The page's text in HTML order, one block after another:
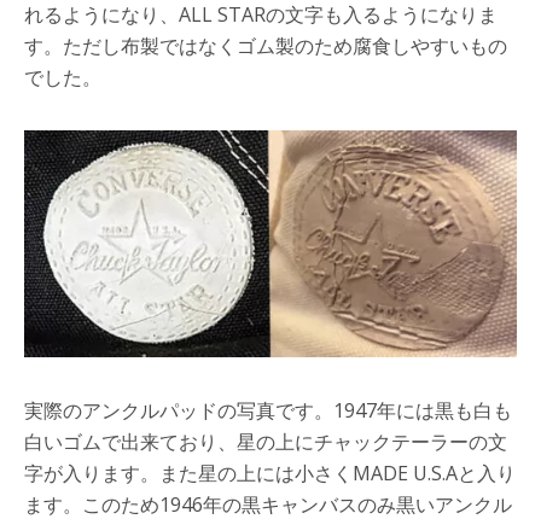
れるようになり、ALL STARの文字も入るようになりま
す。ただし布製ではなくゴム製のため腐食しやすいもの
でした。
実際のアンクルパッドの写真です。1947年には黒も白も
白いゴムで出来ており、星の上にチャックテーラーの文
字が入ります。また星の上には小さくMADE U.S.Aと入り
ます。このため1946年の黒キャンバスのみ黒いアンクル